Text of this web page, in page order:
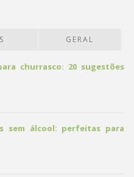
GERAL
churrasco: 20 sugestões
sem álcool: perfeitas para